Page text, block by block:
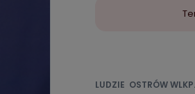
LUDZIE OSTRÓW WLKP.